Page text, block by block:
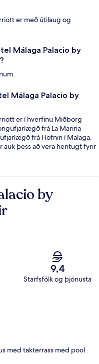
er með útilaug og
Málaga Palacio by
Málaga Palacio by
er í hverfinu Miðborg
frá La Marina
frá Höfnin í Malaga.
þess að vera hentugt fyrir
by
9,4
Starfsfólk og þjónusta
med takterrass med pool